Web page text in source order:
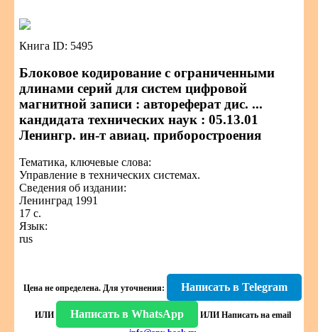
Книга ID: 5495
Блоковое кодирование с ограниченными
длинами серий для систем цифровой
магнитной записи : автореферат дис. ...
кандидата технических наук : 05.13.01
Ленингр. ин-т авиац. приборостроения
Тематика, ключевые слова:
Управление в технических системах.
Сведения об издании:
Ленинград 1991
17 с.
Язык:
rus
Цена не определена. Для уточнения: Написать в Telegram
ИЛИ Написать в WhatsApp ИЛИ Написать на email